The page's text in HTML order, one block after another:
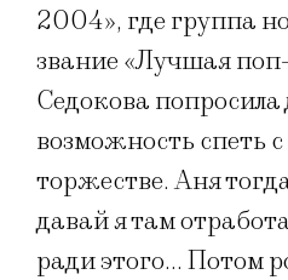
2004», где группа
звание «Лучшая
Седокова попросила
возможность спеть
торжестве. Аня
давай я там
ради этого… Потом